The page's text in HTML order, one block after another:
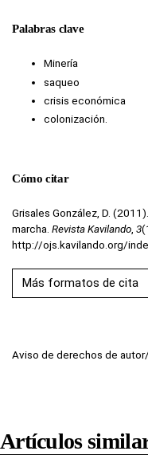
Palabras clave
Minería
saqueo
crisis económica
colonización.
Cómo citar
Grisales González, D.
marcha. Revista Kavilando, 3
http://ojs.kavilando.org/
Más formatos de cita
Aviso de derechos de
Artículos